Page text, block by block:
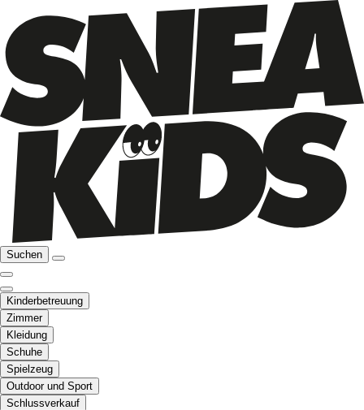
Suchen
Kinderbetreuung
Zimmer
Kleidung
Schuhe
Spielzeug
Outdoor und Sport
Schlussverkauf